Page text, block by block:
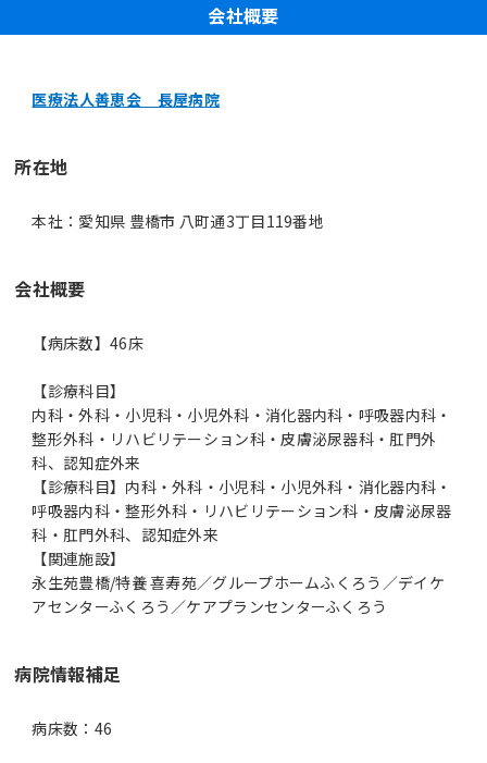
会社概要
医療法人善恵会 長屋病院
所在地
本社：愛知県 豊橋市 八町通3丁目119番地
会社概要
【病床数】46床
【診療科目】
内科・外科・小児科・小児外科・消化器内科・呼吸器内科・
整形外科・リハビリテーション科・皮膚泌尿器科・肛門外
科、認知症外来
【診療科目】内科・外科・小児科・小児外科・消化器内科・
呼吸器内科・整形外科・リハビリテーション科・皮膚泌尿器
科・肛門外科、認知症外来
【関連施設】
永生苑豊橋/特養 喜寿苑／グループホームふくろう／デイケ
アセンターふくろう／ケアプランセンターふくろう
病院情報補足
病床数：46